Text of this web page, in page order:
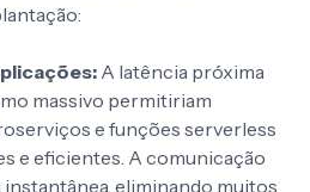
A latência próxima
massivo permitiriam
e funções serverless
e eficientes. A comunicação
eliminando muitos